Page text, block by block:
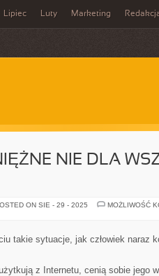
Lipiec Luty Marketing
NIE DLA
ON SIE - 29 - 2025
MOŻLIWOŚĆ
takie sytuacje, jak człowiek naraz
z Internetu, cenią sobie jego